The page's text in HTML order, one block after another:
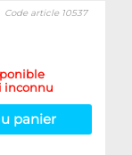
Code article 10537
inconnu
panier